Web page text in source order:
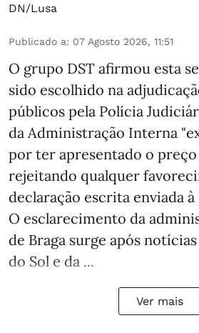
DN/Lusa
Publicado a: 07 Agosto 2026, 11:51
O grupo DST afirmou esta
sido escolhido na
públicos pela Polícia
da Administração Interna
por ter apresentado o preço
rejeitando qualquer
declaração escrita enviada à
O esclarecimento da
de Braga surge após
do Sol e da ...
Ver mais